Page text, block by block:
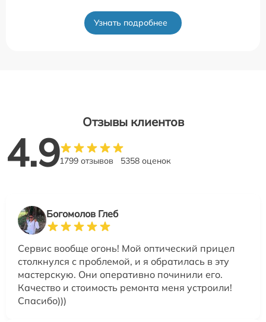
Узнать подробнее
Отзывы клиентов
4.91799 отзывов 5358 оценок
Богомолов Глеб
Сервис вообще огонь! Мой оптический прицел
столкнулся с проблемой, и я обратилась в эту
мастерскую. Они оперативно починили его.
Качество и стоимость ремонта меня устроили!
Спасибо)))